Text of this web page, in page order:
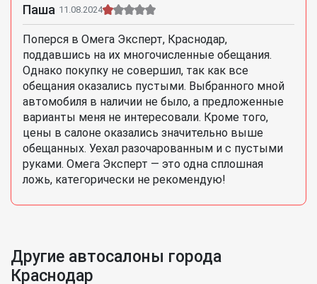
Паша 11.08.2024
Поперся в Омега Эксперт, Краснодар,
поддавшись на их многочисленные обещания.
Однако покупку не совершил, так как все
обещания оказались пустыми. Выбранного мной
автомобиля в наличии не было, а предложенные
варианты меня не интересовали. Кроме того,
цены в салоне оказались значительно выше
обещанных. Уехал разочарованным и с пустыми
руками. Омега Эксперт — это одна сплошная
ложь, категорически не рекомендую!
Другие автосалоны города
Краснодар